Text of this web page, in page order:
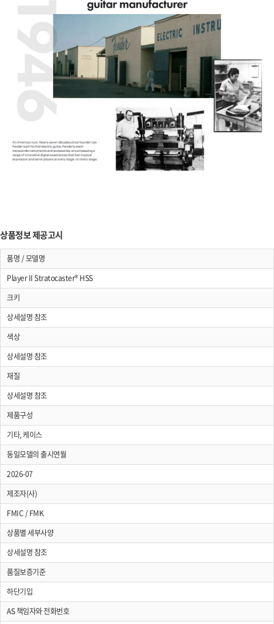
상품정보 제공고시
품명 / 모델명
Player II Stratocaster® HSS
크키
상세설명 참조
색상
상세설명 참조
재질
상세설명 참조
제품구성
기타, 케이스
동일모델의 출시연월
2026-07
제조자(사)
FMIC / FMK
상품별 세부사양
상세설명 참조
품질보증기준
하단기입
AS 책임자와 전화번호